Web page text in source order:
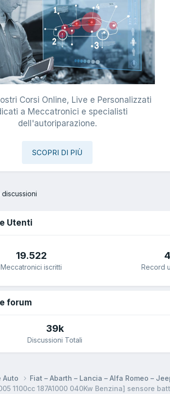
Corsi Online, Live e Personalizzati
a Meccatronici e specialisti
dell'autoriparazione.
SCOPRI DI PIÙ
discussioni
Utenti
19.522
Meccatronici iscritti Record
forum
39k
Discussioni Totali
Auto Fiat – Abarth – Lancia – Alfa Romeo –
1100cc 187A1000 040Kw Benzina] sensore